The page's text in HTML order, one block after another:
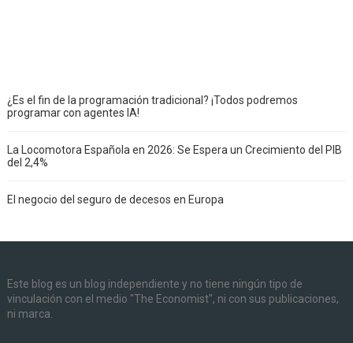
¿Es el fin de la programación tradicional? ¡Todos podremos
programar con agentes IA!
La Locomotora Española en 2026: Se Espera un Crecimiento del PIB
del 2,4%
El negocio del seguro de decesos en Europa
Este blog es un blog independiente y no tiene ningún tipo de
vinculación con el medio "The Economist", ni con sus publicaciones,
ni marca.